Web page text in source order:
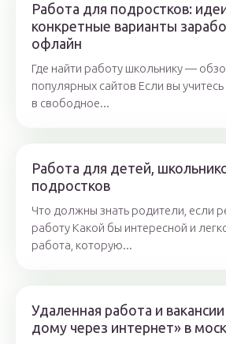
Работа для подростков:
конкретные варианты
офлайн
Где найти работу школьнику —
популярных сайтов Если вы
в свободное...
Работа для детей,
подростков
Что должны знать родители, если
работу Какой бы интересной и
работа, которую...
Удаленная работа и
дому через интернет» в